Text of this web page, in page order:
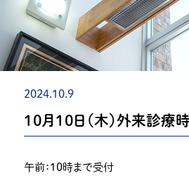
2024.10.9
１０月１０日（木）外来診
午前：１０時まで受付